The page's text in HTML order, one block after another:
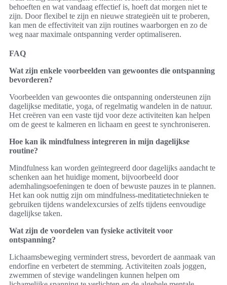
behoeften en wat vandaag effectief is, hoeft dat morgen niet te
zijn. Door flexibel te zijn en nieuwe strategieën uit te proberen,
kan men de effectiviteit van zijn routines waarborgen en zo de
weg naar maximale ontspanning verder optimaliseren.
FAQ
Wat zijn enkele voorbeelden van gewoontes die ontspanning
bevorderen?
Voorbeelden van gewoontes die ontspanning ondersteunen zijn
dagelijkse meditatie, yoga, of regelmatig wandelen in de natuur.
Het creëren van een vaste tijd voor deze activiteiten kan helpen
om de geest te kalmeren en lichaam en geest te synchroniseren.
Hoe kan ik mindfulness integreren in mijn dagelijkse
routine?
Mindfulness kan worden geïntegreerd door dagelijks aandacht te
schenken aan het huidige moment, bijvoorbeeld door
ademhalingsoefeningen te doen of bewuste pauzes in te plannen.
Het kan ook nuttig zijn om mindfulness-meditatietechnieken te
gebruiken tijdens wandelexcursies of zelfs tijdens eenvoudige
dagelijkse taken.
Wat zijn de voordelen van fysieke activiteit voor
ontspanning?
Lichaamsbeweging vermindert stress, bevordert de aanmaak van
endorfine en verbetert de stemming. Activiteiten zoals joggen,
zwemmen of stevige wandelingen kunnen helpen om